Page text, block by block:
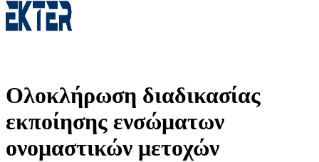
Ολοκλήρωση διαδικασίας
εκποίησης ενσώματων
ονομαστικών μετοχών